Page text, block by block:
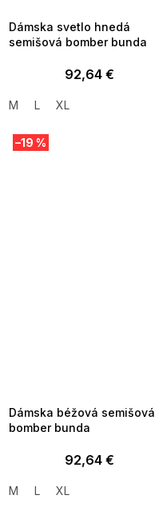
Dámska svetlo hnedá
semišová bomber bunda
92,64 €
M L XL
–19 %
Dámska béžová semišová
bomber bunda
92,64 €
M L XL